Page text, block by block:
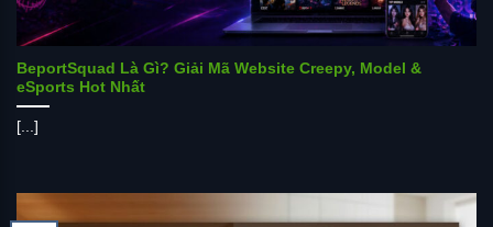
BeportSquad Là Gì? Giải Mã Website Creepy, Model &
eSports Hot Nhất
[...]